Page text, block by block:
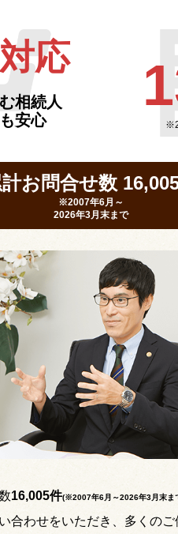
応
相続人
安心
計お問合せ数
※2007年6月～
2026年3月末まで
16,005件(※2007年6月～2026年3月末ま
合わせをいただき、多くのご